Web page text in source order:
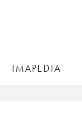
IMAPEDIA